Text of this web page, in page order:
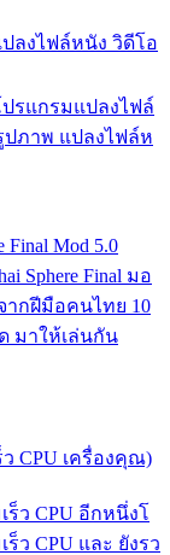
ปลงไฟล์หนัง วิดีโอ
ปรแกรมแปลงไฟล์
ปภาพ แปลงไฟล์ห
Final Mod 5.0
Sphere Final มอ
ากฝีมือคนไทย 10
มาให้เล่นกัน
CPU เครื่องคุณ)
ว CPU อีกหนึ่งโ
ว CPU และ ยังรว